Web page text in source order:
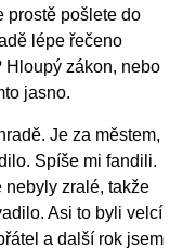
prostě pošlete do
lépe řečeno
Hloupý zákon, nebo
jasno.
Je za městem,
Spíše mi fandili.
nebyly zralé, takže
Asi to byli velcí
a další rok jsem